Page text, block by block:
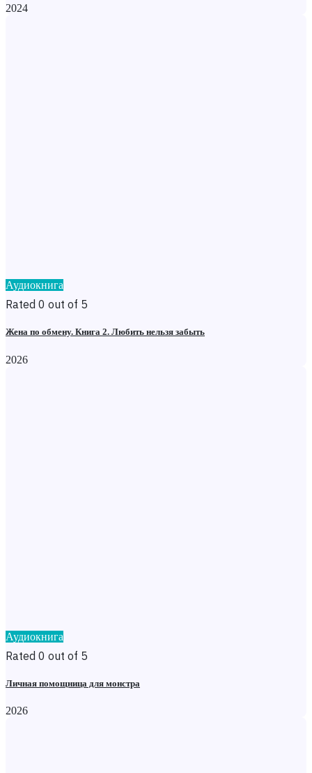
2024
Аудиокнига
Rated 0 out of 5
Жена по обмену. Книга 2. Любить нельзя забыть
2026
Аудиокнига
Rated 0 out of 5
Личная помощница для монстра
2026